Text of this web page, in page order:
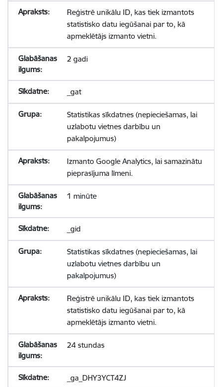
Reģistrē unikālu ID, kas tiek izmantots
statistisko datu iegūšanai par to, kā
apmeklētājs izmanto vietni.
2 gadi
_gat
Statistikas sīkdatnes (nepieciešamas, lai
uzlabotu vietnes darbību un
pakalpojumus)
Izmanto Google Analytics, lai samazinātu
pieprasījuma līmeni.
1 minūte
_gid
Statistikas sīkdatnes (nepieciešamas, lai
uzlabotu vietnes darbību un
pakalpojumus)
Reģistrē unikālu ID, kas tiek izmantots
statistisko datu iegūšanai par to, kā
apmeklētājs izmanto vietni.
24 stundas
_ga_DHY3YCT4ZJ